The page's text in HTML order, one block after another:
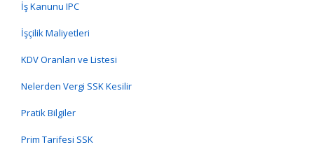
İş Kanunu IPC
İşçilik Maliyetleri
KDV Oranları ve Listesi
Nelerden Vergi SSK Kesilir
Pratik Bilgiler
Prim Tarifesi SSK